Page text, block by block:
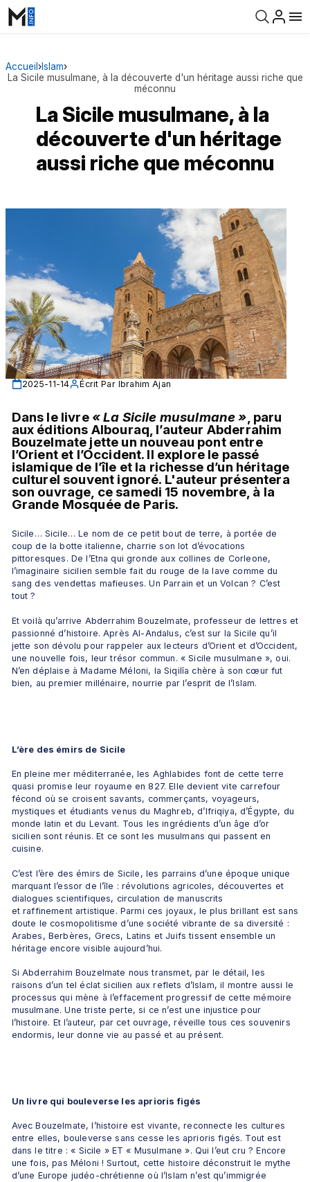
Accueil ›Islam›
La Sicile musulmane, à la découverte d'un héritage aussi riche que
méconnu
La Sicile musulmane, à la
découverte d'un héritage
aussi riche que méconnu
2025-11-14 Écrit Par Ibrahim Ajan
Dans le livre « La Sicile musulmane», paru
aux éditions Albouraq, l’auteur Abderrahim
Bouzelmate jette un nouveau pont entre
l’Orient et l’Occident. Il explore le passé
islamique de l’île et la richesse d’un héritage
culturel souvent ignoré. L'auteur présentera
son ouvrage, ce samedi 15 novembre, à la
Grande Mosquée de Paris.
Sicile… Sicile… Le nom de ce petit bout de terre, à portée de
coup de la botte italienne, charrie son lot d’évocations
pittoresques. De l’Etna qui gronde aux collines de Corleone,
l’imaginaire sicilien semble fait du rouge de la lave comme du
sang des vendettas mafieuses. Un Parrain et un Volcan ? C’est
tout ?
Et voilà qu’arrive Abderrahim Bouzelmate, professeur de lettres et
passionné d’histoire. Après Al-Andalus, c’est sur la Sicile qu’il
jette son dévolu pour rappeler aux lecteurs d’Orient et d’Occident,
une nouvelle fois, leur trésor commun. « Sicile musulmane », oui.
N’en déplaise à Madame Méloni, la Siqilîa chère à son cœur fut
bien, au premier millénaire, nourrie par l’esprit de l’Islam.
L’ère des émirs de Sicile
En pleine mer méditerranée, les Aghlabides font de cette terre
quasi promise leur royaume en 827. Elle devient vite carrefour
fécond où se croisent savants, commerçants, voyageurs,
mystiques et étudiants venus du Maghreb, d’Ifriqiya, d’Égypte, du
monde latin et du Levant. Tous les ingrédients d’un âge d’or
sicilien sont réunis. Et ce sont les musulmans qui passent en
cuisine.
C’est l’ère des émirs de Sicile, les parrains d’une époque unique
marquant l’essor de l’île : révolutions agricoles, découvertes et
dialogues scientifiques, circulation de manuscrits
et raffinement artistique. Parmi ces joyaux, le plus brillant est sans
doute le cosmopolitisme d’une société vibrante de sa diversité :
Arabes, Berbères, Grecs, Latins et Juifs tissent ensemble un
héritage encore visible aujourd’hui.
Si Abderrahim Bouzelmate nous transmet, par le détail, les
raisons d’un tel éclat sicilien aux reflets d’Islam, il montre aussi le
processus qui mène à l’effacement progressif de cette mémoire
musulmane. Une triste perte, si ce n’est une injustice pour
l’histoire. Et l’auteur, par cet ouvrage, réveille tous ces souvenirs
endormis, leur donne vie au passé et au présent.
Un livre qui bouleverse les aprioris figés
Avec Bouzelmate, l’histoire est vivante, reconnecte les cultures
entre elles, bouleverse sans cesse les aprioris figés. Tout est
dans le titre : « Sicile » ET « Musulmane ». Qui l’eut cru ? Encore
une fois, pas Méloni ! Surtout, cette histoire déconstruit le mythe
d’une Europe judéo-chrétienne où l’Islam n’est qu’immigrée